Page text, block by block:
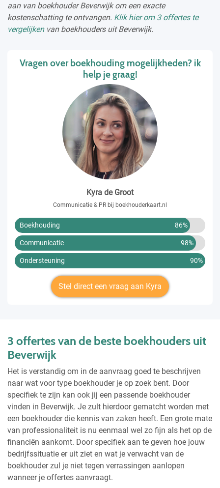
aan van boekhouder Beverwijk om een exacte
kostenschatting te ontvangen. Klik hier om 3 offertes te
vergelijkenvan boekhouders uit Beverwijk.
Vragen over boekhouding mogelijkheden? ik
help je graag!
Kyra de Groot
Communicatie & PR bij boekhouderkaart.nl
Boekhouding 86%
Communicatie 98%
Ondersteuning 90%
Stel direct een vraag aan Kyra
3 offertes van de beste boekhouders uit
Beverwijk
Het is verstandig om in de aanvraag goed te beschrijven
naar wat voor type boekhouder je op zoek bent. Door
specifiek te zijn kan ook jij een passende boekhouder
vinden in Beverwijk. Je zult hierdoor gematcht worden met
een boekhouder die kennis van zaken heeft. Een grote mate
van professionaliteit is nu eenmaal wel zo fijn als het op de
financiën aankomt. Door specifiek aan te geven hoe jouw
bedrijfssituatie er uit ziet en wat je verwacht van de
boekhouder zul je niet tegen verrassingen aanlopen
wanneer je offertes aanvraagt.